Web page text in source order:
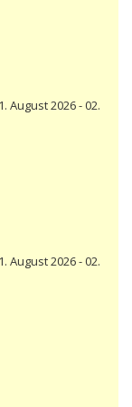
2026 - 02.
2026 - 02.